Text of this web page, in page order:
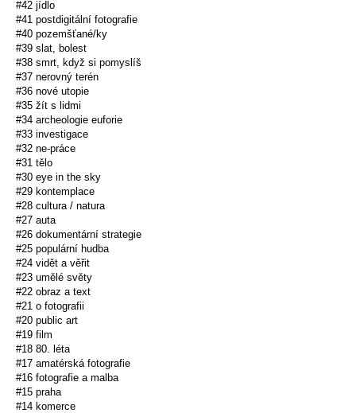
#42 jídlo
#41 postdigitální fotografie
#40 pozemšťané/ky
#39 slat, bolest
#38 smrt, když si pomyslíš
#37 nerovný terén
#36 nové utopie
#35 žít s lidmi
#34 archeologie euforie
#33 investigace
#32 ne-práce
#31 tělo
#30 eye in the sky
#29 kontemplace
#28 cultura / natura
#27 auta
#26 dokumentární strategie
#25 populární hudba
#24 vidět a věřit
#23 umělé světy
#22 obraz a text
#21 o fotografii
#20 public art
#19 film
#18 80. léta
#17 amatérská fotografie
#16 fotografie a malba
#15 praha
#14 komerce